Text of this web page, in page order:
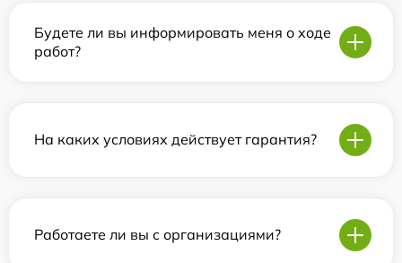
Будете ли вы информировать меня о ходе
работ?
На каких условиях действует гарантия?
Работаете ли вы с организациями?